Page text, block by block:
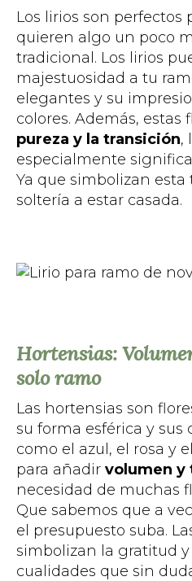
Los lirios son perfectos
quieren algo un poco
tradicional. Los lirios
majestuosidad a tu
elegantes y su
colores. Además, estas
pureza y la transición,
especialmente
Ya que simbolizan esta
soltería a estar casada.
Hortensias:
solo ramo
Las hortensias son
su forma esférica y sus
como el azul, el rosa y
para añadir volumen y
necesidad de muchas
Que sabemos que a
el presupuesto suba.
simbolizan la gratitud
cualidades que sin